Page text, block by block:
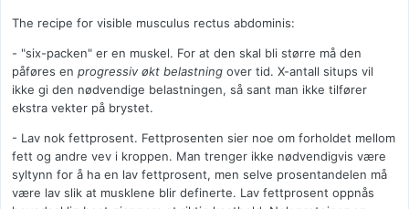
The recipe for visible musculus rectus abdominis:
- "six-packen" er en muskel. For at den skal bli større må den
påføres en progressiv økt belastning over tid. X-antall situps vil
ikke gi den nødvendige belastningen, så sant man ikke tilfører
ekstra vekter på brystet.
- Lav nok fettprosent. Fettprosenten sier noe om forholdet mellom
fett og andre vev i kroppen. Man trenger ikke nødvendigvis være
syltynn for å ha en lav fettprosent, men selve prosentandelen må
være lav slik at musklene blir definerte. Lav fettprosent oppnås